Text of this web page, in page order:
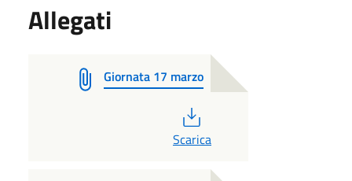
Allegati
Giornata 17 marzo
Scarica